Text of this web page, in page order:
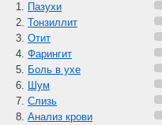
Пазухи
Тонзиллит
Отит
Фарингит
Боль в ухе
Шум
Слизь
Анализ крови